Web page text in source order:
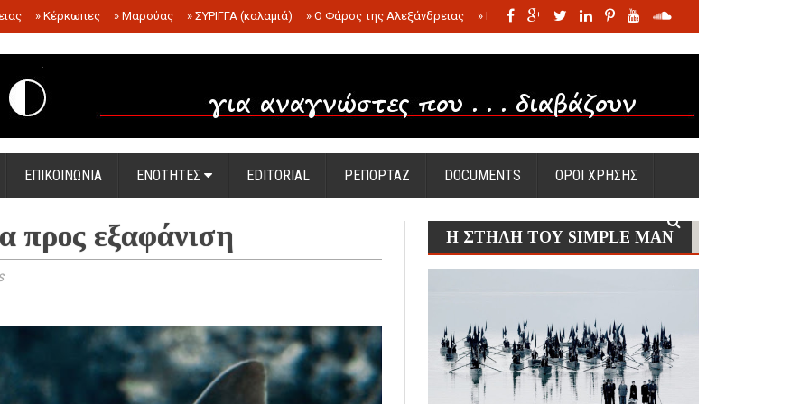
» Κέρκωπες » Μαρσύας » ΣΥΡΙΓΓΑ (καλαμιά) » Ο Φάρος της Αλεξάνδρειας » Η σφαγή των νηπίων της Σάντας
.
ΕΠΙΚΟΙΝΩΝΙΑ ΕΝΟΤΗΤΕΣ EDITORIAL ΡΕΠΟΡΤΑΖ DOCUMENTS ΟΡΟΙ ΧΡΗΣΗΣ
προς εξαφάνιση Η ΣΤΗΛΗ ΤΟΥ SIMPLE MAN